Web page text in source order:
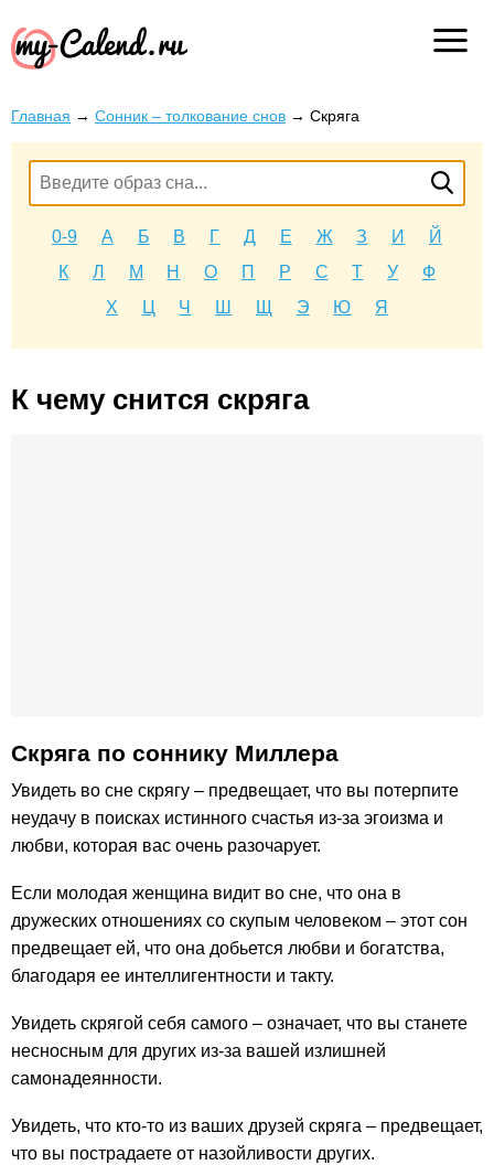
Главная → Сонник – толкование снов → Скряга
0-9 А Б В Г Д Е Ж З И
Й
К
Л М Н О П Р С Т У
Ф
Х
Ц Ч Ш Щ Э Ю Я
К чему снится скряга
Скряга по cоннику Миллера
Увидеть во сне скрягу – предвещает, что вы потерпите
неудачу в поисках истинного счастья из-за эгоизма и
любви, которая вас очень разочарует.
Если молодая женщина видит во сне, что она в
дружеских отношениях со скупым человеком – этот сон
предвещает ей, что она добьется любви и богатства,
благодаря ее интеллигентности и такту.
Увидеть скрягой себя самого – означает, что вы станете
несносным для других из-за вашей излишней
самонадеянности.
Увидеть, что кто-то из ваших друзей скряга – предвещает,
что вы пострадаете от назойливости других.